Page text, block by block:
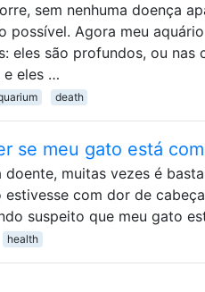
sem nenhuma doença
possível. Agora meu
eles são profundos, ou
e eles …
death
se meu gato está
doente, muitas vezes é
com dor de
suspeito que meu gato
health